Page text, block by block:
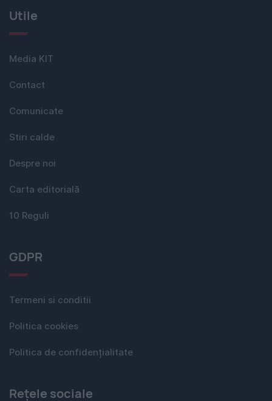
Utile
Media KIT
Contact
Comunicate
Stiri calde
Despre noi
Carta editorială
10 Reguli
GDPR
Termeni si conditii
Politica cookies
Politica de confidențialitate
Rețele sociale